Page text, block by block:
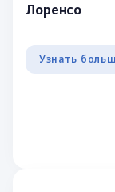
Лоренсо
Узнать